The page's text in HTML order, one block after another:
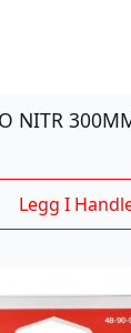
NITR
Legg I